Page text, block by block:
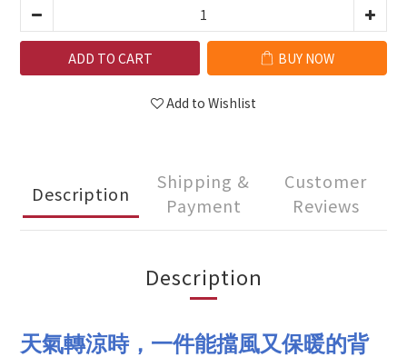
ADD TO CART BUY NOW
Add to Wishlist
Description
Shipping &
Payment
Customer
Reviews
Description
天氣轉涼時，一件能擋風又保暖的背